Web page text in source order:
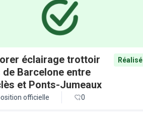
éclairage trottoir
de Barcelone entre
et Ponts-Jumeaux
Réalisé
officielle 0